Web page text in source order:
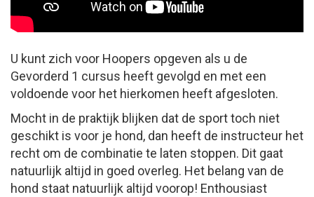
U kunt zich voor Hoopers opgeven als u de
Gevorderd 1 cursus heeft gevolgd en met een
voldoende voor het hierkomen heeft afgesloten.
Mocht in de praktijk blijken dat de sport toch niet
geschikt is voor je hond, dan heeft de instructeur het
recht om de combinatie te laten stoppen. Dit gaat
natuurlijk altijd in goed overleg. Het belang van de
hond staat natuurlijk altijd voorop! Enthousiast